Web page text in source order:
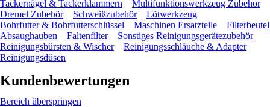
Tackernägel & Tackerklammern
Multifunktionswerkzeug Zubehör
Dremel Zubehör
Schweißzubehör
Lötwerkzeug
Bohrfutter & Bohrfutterschlüssel
Maschinen Ersatzteile
Filterbeutel
Absaughauben
Faltenfilter
Sonstiges Reinigungsgerätezubehör
Reinigungsbürsten & Wischer
Reinigungsschläuche & Adapter
Reinigungsdüsen
Kundenbewertungen
Bereich überspringen